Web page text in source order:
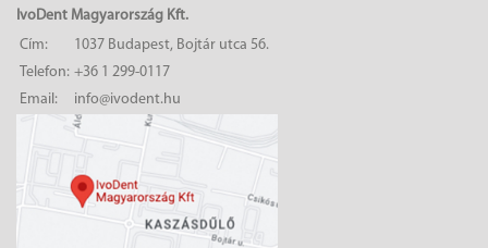
IvoDent Magyarország Kft.
Cím:
1037 Budapest, Bojtár utca 56.
Telefon: +36 1 299-0117
Email:
info@ivodent.hu